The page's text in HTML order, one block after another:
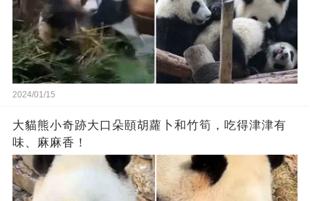
2024/01/15
大貓熊小奇跡大口朵頤胡蘿卜和竹筍，吃得津津有
味、麻麻香！